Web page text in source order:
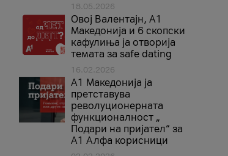
18.05.2026
Овој Валентајн, A1
Македонија и 6 скопски
кафулиња ја отворија
темата за safe dating
16.02.2026
А1 Македонија ја
претставува
револуционерната
функционалност „
Подари на пријател“ за
А1 Алфа корисници